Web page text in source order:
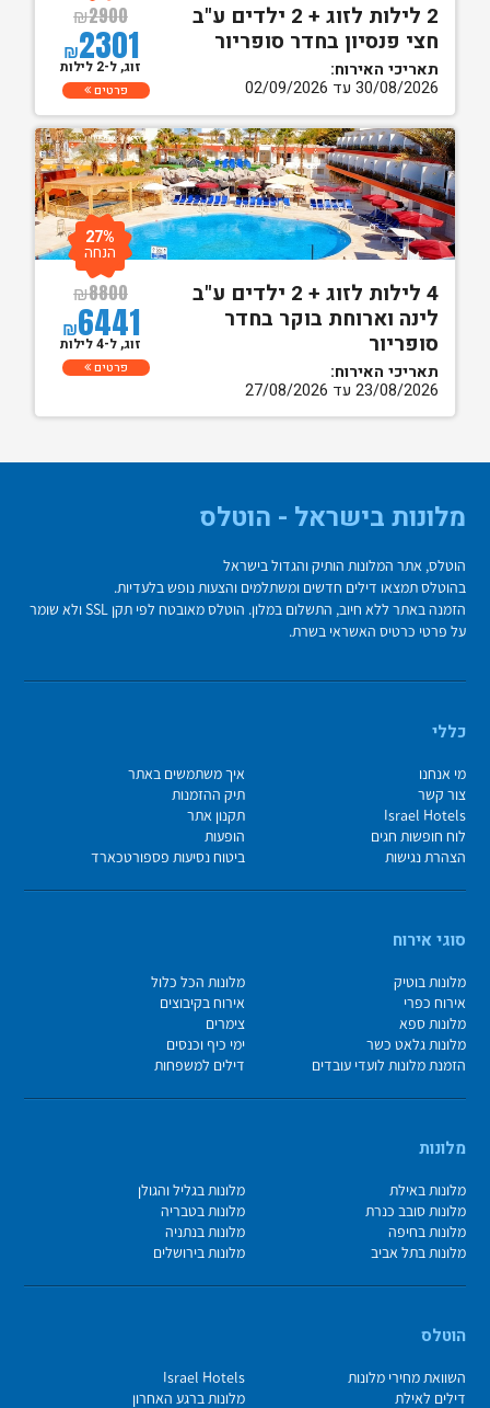
2 לילות לזוג + 2 ילדים ע"ב
חצי פנסיון בחדר סופריור
תאריכי האירוח:
30/08/2026 עד 02/09/2026
₪2900
₪2301
זוג, ל-2 לילות
פרטים
4 לילות לזוג + 2 ילדים ע"ב
לינה וארוחת בוקר בחדר
סופריור
תאריכי האירוח:
23/08/2026 עד 27/08/2026
₪8800
₪6441
27%
הנחה
זוג, ל-4 לילות
פרטים
מלונות בישראל - הוטלס
הוטלס, אתר המלונות הותיק והגדול בישראל
בהוטלס תמצאו דילים חדשים ומשתלמים והצעות נופש בלעדיות.
הזמנה באתר ללא חיוב, התשלום במלון. הוטלס מאובטח לפי תקן SSL ולא שומר
על פרטי כרטיס האשראי בשרת.
כללי
מי אנחנו
איך משתמשים באתר
צור קשר
תיק ההזמנות
Israel Hotels
תקנון אתר
לוח חופשות חגים
הופעות
הצהרת נגישות
ביטוח נסיעות פספורטכארד
סוגי אירוח
מלונות בוטיק
מלונות הכל כלול
אירוח כפרי
אירוח בקיבוצים
מלונות ספא
צימרים
מלונות גלאט כשר
ימי כיף וכנסים
הזמנת מלונות לועדי עובדים
דילים למשפחות
מלונות
מלונות באילת
מלונות בגליל והגולן
מלונות סובב כנרת
מלונות בטבריה
מלונות בחיפה
מלונות בנתניה
מלונות בתל אביב
מלונות בירושלים
הוטלס
השוואת מחירי מלונות
Israel Hotels
דילים לאילת
מלונות ברגע האחרון